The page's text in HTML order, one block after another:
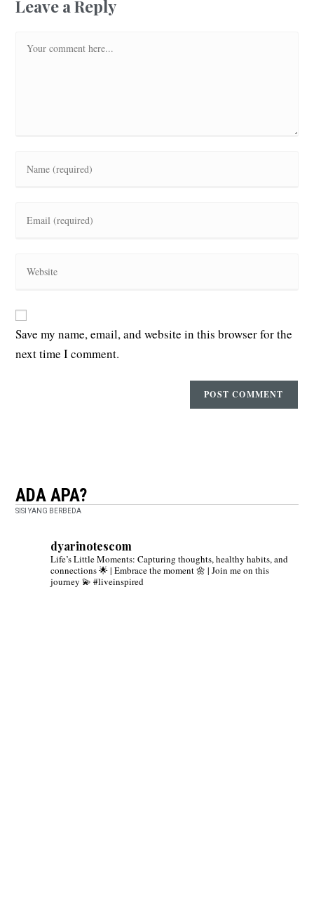
Leave a Reply
Save my name, email, and website in this browser for the
next time I comment.
ADA APA?
SISI YANG BERBEDA
dyarinotescom
Life’s Little Moments: Capturing thoughts, healthy habits, and
connections 🌟 | Embrace the moment 🌼 | Join me on this
journey 💫 #liveinspired